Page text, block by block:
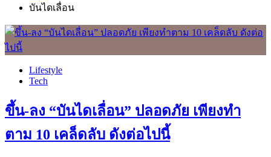
บันไดเลื่อน
Lifestyle
Tech
ขึ้น-ลง “บันไดเลื่อน” ปลอดภัย เพียงทำ
ตาม 10 เคล็ดลับ ดังต่อไปนี้